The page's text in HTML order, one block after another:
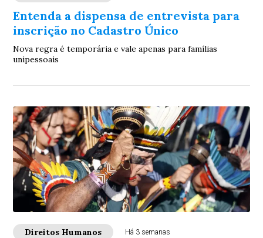
Entenda a dispensa de entrevista para
inscrição no Cadastro Único
Nova regra é temporária e vale apenas para famílias
unipessoais
Direitos Humanos Há 3 semanas